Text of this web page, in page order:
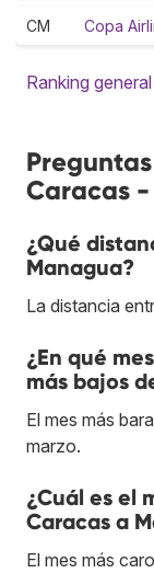
CM Copa
Ranking
Caracas
¿Qué
Managua?
La distancia
¿En qué
más bajos
El mes más
marzo.
¿Cuál es el
Caracas a
El mes más